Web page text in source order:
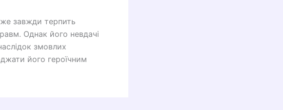
завжди терпить
Однак його невдачі
змовлих
його героїчним